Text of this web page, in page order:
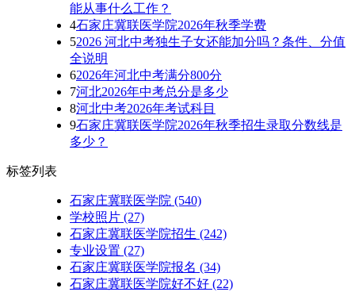
能从事什么工作？
4石家庄冀联医学院2026年秋季学费
52026 河北中考独生子女还能加分吗？条件、分值
全说明
62026年河北中考满分800分
7河北2026年中考总分是多少
8河北中考2026年考试科目
9石家庄冀联医学院2026年秋季招生录取分数线是
多少？
标签列表
石家庄冀联医学院 (540)
学校照片 (27)
石家庄冀联医学院招生 (242)
专业设置 (27)
石家庄冀联医学院报名 (34)
石家庄冀联医学院好不好 (22)